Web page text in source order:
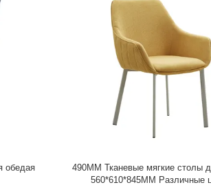
Обитая ткань полиэстера
крытый стул живущей